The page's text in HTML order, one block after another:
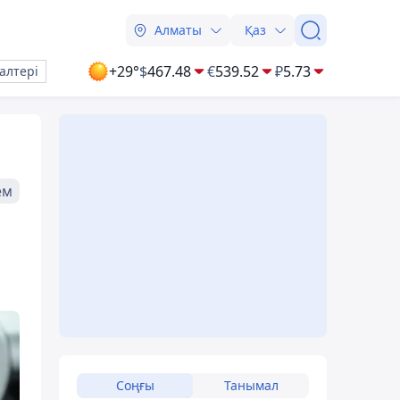
Алматы Қаз
+29°$467.48 €539.52 ₽5.73
Соңғы Танымал